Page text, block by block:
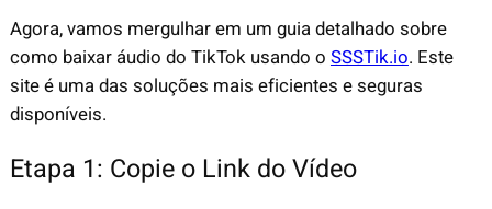
Agora, vamos mergulhar em um guia detalhado sobre
como baixar áudio do TikTok usando o SSSTik.io. Este
site é uma das soluções mais eficientes e seguras
disponíveis.
Etapa 1: Copie o Link do Vídeo